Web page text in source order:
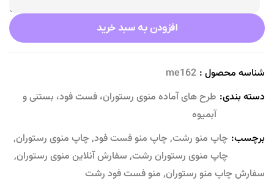
افزودن به سبد خرید
شناسه محصول : me162
دسته بندی: طرح های آماده منوی رستوران، فست فود، بستنی و
آبمیوه
برچسب: چاپ منو رشت,چاپ منو فست فود,چاپ منوی رستوران,
چاپ منوی رستوران رشت, سفارش آنلاین منوی رستوران,
سفارش چاپ منو رستوران, منو فست فود رشت